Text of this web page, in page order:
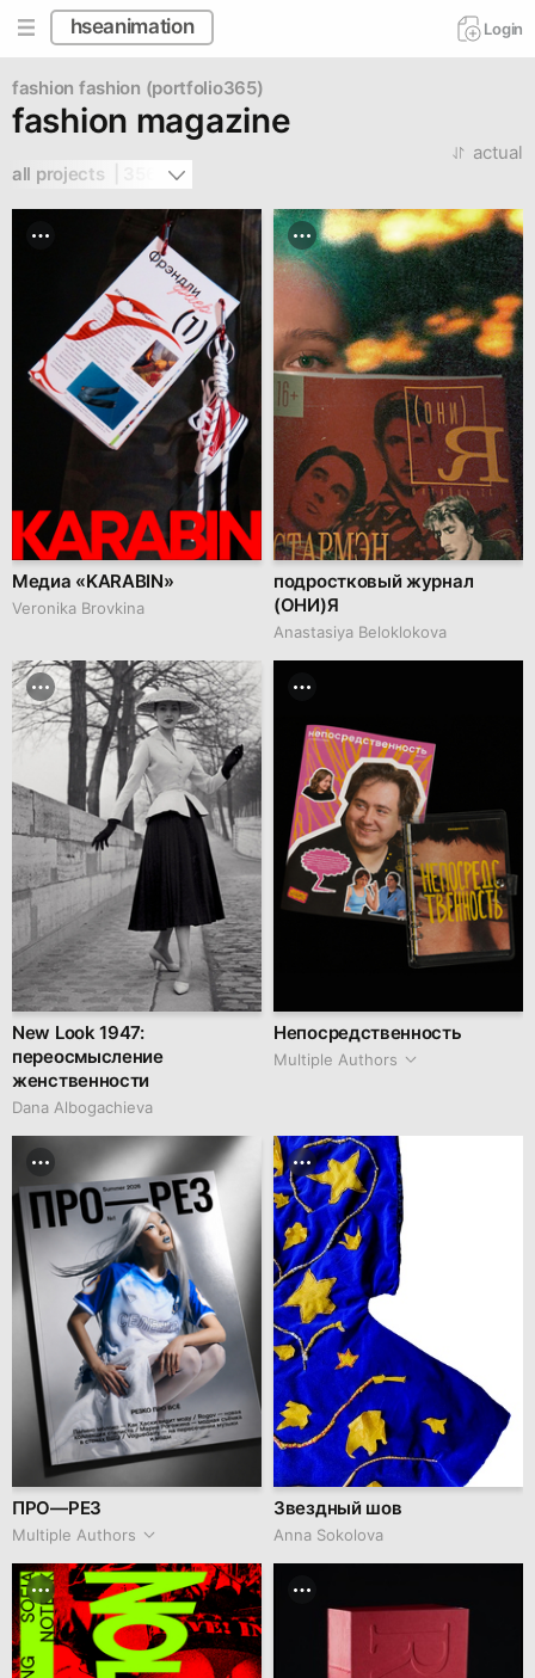
hseanimation Login
fashion fashion (portfolio365)
fashion magazine
all projects  | 356
actual
Медиа «KARABIN»
Veronika Brovkina
подростковый журнал
(ОНИ)Я
Anastasiya Beloklokova
New Look 1947:
переосмысление
женственности
Dana Albogachieva
Непосредственность
Multiple Authors
ПРО—РЕЗ
Multiple Authors
Звездный шов
Anna Sokolova